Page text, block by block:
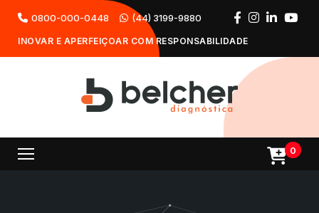
0800-000-0448 (44) 3199-9880
INOVAR E APERFEIÇOAR COM RESPONSABILIDADE
0